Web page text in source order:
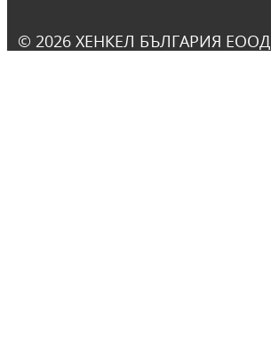
© 2026 ХЕНКЕЛ БЪЛГАРИЯ ЕООД